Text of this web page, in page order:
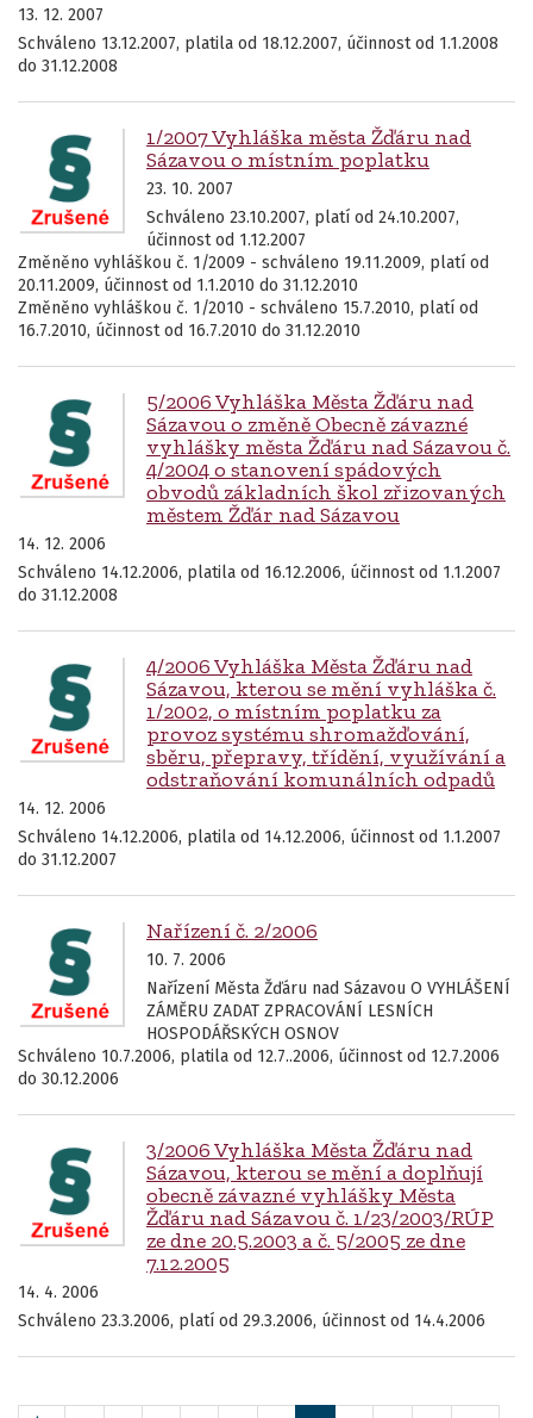
13. 12. 2007
Schváleno 13.12.2007, platila od 18.12.2007, účinnost od 1.1.2008
do 31.12.2008
1/2007 Vyhláška města Žďáru nad
Sázavou o místním poplatku
23. 10. 2007
Schváleno 23.10.2007, platí od 24.10.2007,
účinnost od 1.12.2007
Změněno vyhláškou č. 1/2009 - schváleno 19.11.2009, platí od
20.11.2009, účinnost od 1.1.2010 do 31.12.2010
Změněno vyhláškou č. 1/2010 - schváleno 15.7.2010, platí od
16.7.2010, účinnost od 16.7.2010 do 31.12.2010
5/2006 Vyhláška Města Žďáru nad
Sázavou o změně Obecně závazné
vyhlášky města Žďáru nad Sázavou č.
4/2004 o stanovení spádových
obvodů základních škol zřizovaných
městem Žďár nad Sázavou
14. 12. 2006
Schváleno 14.12.2006, platila od 16.12.2006, účinnost od 1.1.2007
do 31.12.2008
4/2006 Vyhláška Města Žďáru nad
Sázavou, kterou se mění vyhláška č.
1/2002, o místním poplatku za
provoz systému shromažďování,
sběru, přepravy, třídění, využívání a
odstraňování komunálních odpadů
14. 12. 2006
Schváleno 14.12.2006, platila od 14.12.2006, účinnost od 1.1.2007
do 31.12.2007
Nařízení č. 2/2006
10. 7. 2006
Nařízení Města Žďáru nad Sázavou O VYHLÁŠENÍ
ZÁMĚRU ZADAT ZPRACOVÁNÍ LESNÍCH
HOSPODÁŘSKÝCH OSNOV
Schváleno 10.7.2006, platila od 12.7..2006, účinnost od 12.7.2006
do 30.12.2006
3/2006 Vyhláška Města Žďáru nad
Sázavou, kterou se mění a doplňují
obecně závazné vyhlášky Města
Žďáru nad Sázavou č. 1/23/2003/RÚP
ze dne 20.5.2003 a č. 5/2005 ze dne
7.12.2005
14. 4. 2006
Schváleno 23.3.2006, platí od 29.3.2006, účinnost od 14.4.2006